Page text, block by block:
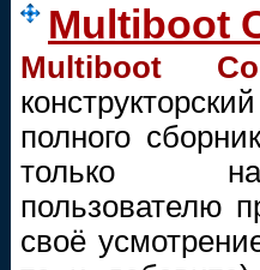
Multiboot
Multiboot
полного
только
пользователю
своё